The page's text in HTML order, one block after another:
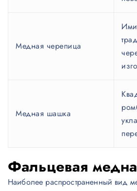
Медная черепица
Медная шашка
Фальцевая
Наиболее распространенный вид